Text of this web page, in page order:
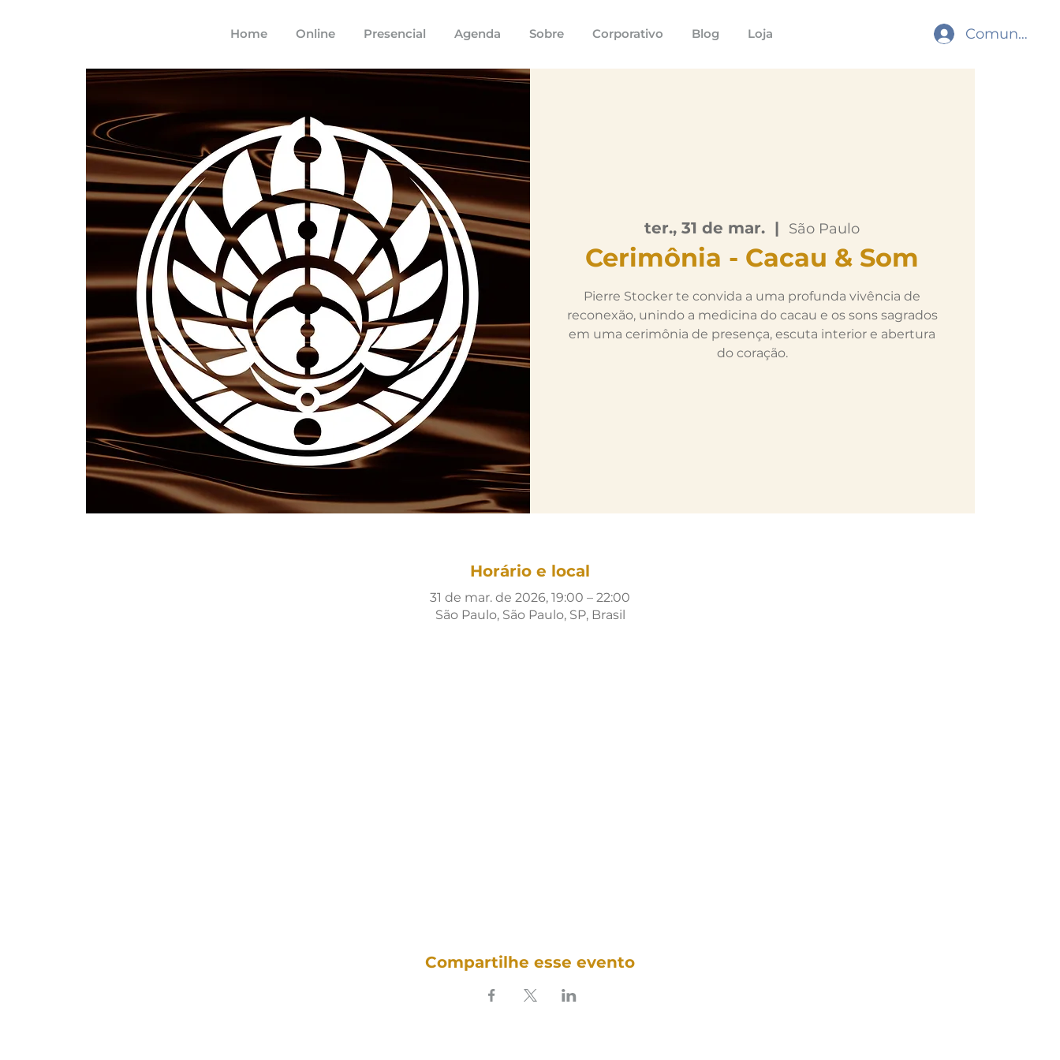
Home Online Presencial Agenda Sobre Corporativo Blog Loja Comunidade
ter., 31 de mar.
  |
São Paulo
Cerimônia - Cacau & Som
Pierre Stocker te convida a uma profunda vivência de
reconexão, unindo a medicina do cacau e os sons sagrados
em uma cerimônia de presença, escuta interior e abertura
do coração.
Horário e local
31 de mar. de 2026, 19:00 – 22:00
São Paulo, São Paulo, SP, Brasil
Compartilhe esse evento